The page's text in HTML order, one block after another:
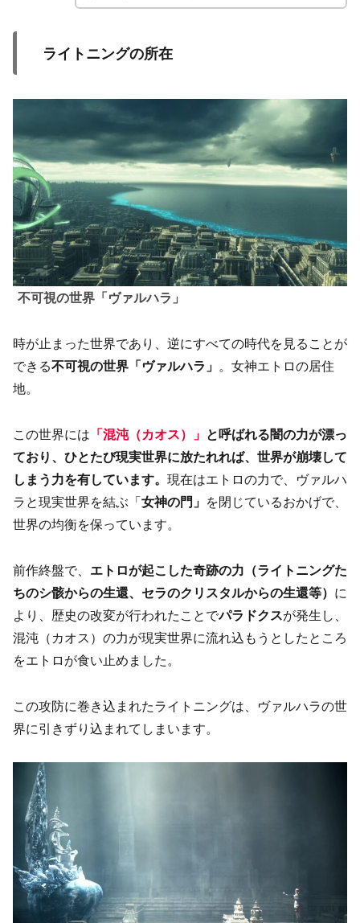
ライトニングの所在
不可視の世界「ヴァルハラ」
時が止まった世界であり、逆にすべての時代を見ることが
できる不可視の世界「ヴァルハラ」 。女神エトロの居住
地。
この世界には 「混沌（カオス）」 と呼ばれる闇の力が漂っ
ており、ひとたび現実世界に放たれれば、世界が崩壊して
しまう力を有しています。 現在はエトロの力で、ヴァルハ
ラと現実世界を結ぶ「女神の門」 を閉じているおかげで、
世界の均衡を保っています。
前作終盤で、 エトロが起こした奇跡の力（ライトニングた
ちのシ骸からの生還、セラのクリスタルからの生還等） に
より、歴史の改変が行われたことでパラドクスが発生し、
混沌（カオス）の力が現実世界に流れ込もうとしたところ
をエトロが食い止めました。
この攻防に巻き込まれたライトニングは、ヴァルハラの世
界に引きずり込まれてしまいます。